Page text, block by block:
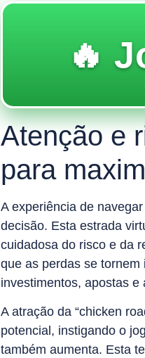
🔥
Atenção e
para
A experiência de navegar
decisão. Esta estrada
cuidadosa do risco e da
que as perdas se
investimentos, apostas
A atração da “chicken
potencial, instigando o
também aumenta. Esta